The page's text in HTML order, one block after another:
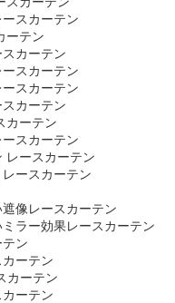
スカーテン
ーテン
カーテン
スカーテン
スカーテン
カーテン
カーテン
スカーテン
レースカーテン
ースカーテン
像レースカーテン
ラー効果レースカーテン
ン
ーテン
カーテン
ーテン